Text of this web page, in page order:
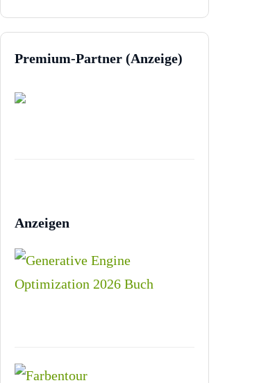
Premium-Partner (Anzeige)
Anzeigen